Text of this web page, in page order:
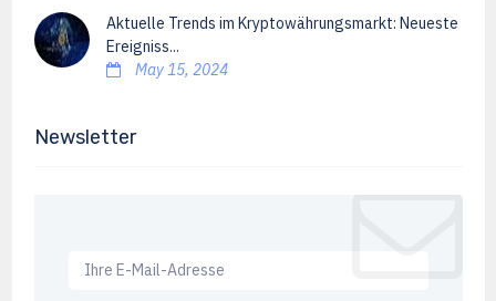
Aktuelle Trends im Kryptowährungsmarkt: Neueste
Ereigniss...
May 15, 2024
Newsletter